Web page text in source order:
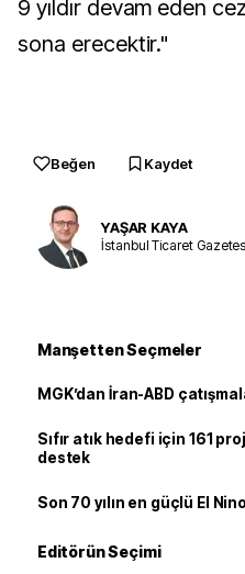
9 yıldır devam eden
sona erecektir."
Beğen Kaydet
YAŞAR KAYA
İstanbul Ticaret
Manşetten Seçmeler
MGK’dan İran-ABD
Sıfır atık hedefi için 161
destek
Son 70 yılın en güçlü El
Editörün Seçimi